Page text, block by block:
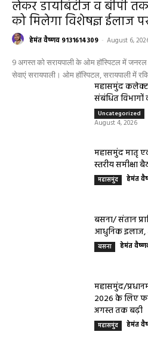
लेकर डायबिटीज व बीपी
को मिलेगा विशेषज्ञ ईलाज
हेमंत वैष्णव 9131614309 - August 6,
9 अगस्त को सरायपाली के ओम हॉस्पिटल में जनरल
सेवाएं सरायपाली। ओम हॉस्पिटल, सरायपाली में
महासमुंद
संबंधित विभागों
Uncategorized
August 4, 2026
महासमुंद मातृ
स्तरीय
महासमुंद हेमंत
बसना/ संतान
आधुनिक इलाज,
बसना हेमंत
महासमुंद/
2026 के लिए
अगस्त तक बढ़ी
महासमुंद हेमंत